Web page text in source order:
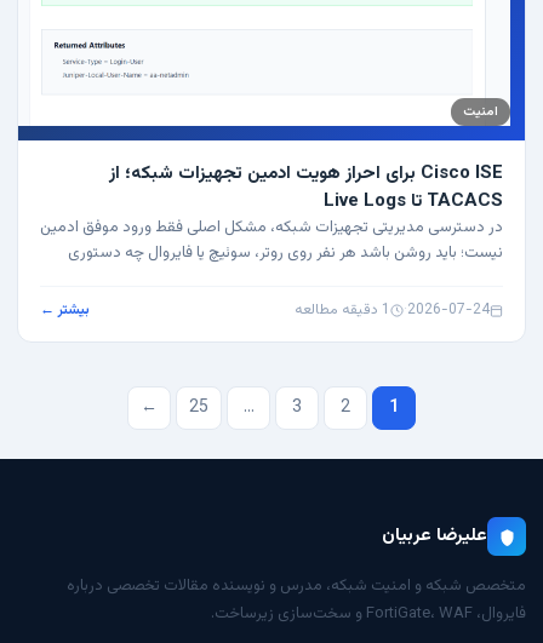
امنیت
Cisco ISE برای احراز هویت ادمین تجهیزات شبکه؛ از
TACACS تا Live Logs
در دسترسی مدیریتی تجهیزات شبکه، مشکل اصلی فقط ورود موفق ادمین
نیست؛ باید روشن باشد هر نفر روی روتر، سوئیچ یا فایروال چه دستوری
2026-07-24
· 1 دقیقه مطالعه بیشتر ←
صفحه‌بندی
نوشته‌ها
1
2
3
…
25
←
علیرضا عربیان
متخصص شبکه و امنیت شبکه، مدرس و نویسنده مقالات تخصصی درباره
فایروال، FortiGate، WAF و سخت‌سازی زیرساخت.